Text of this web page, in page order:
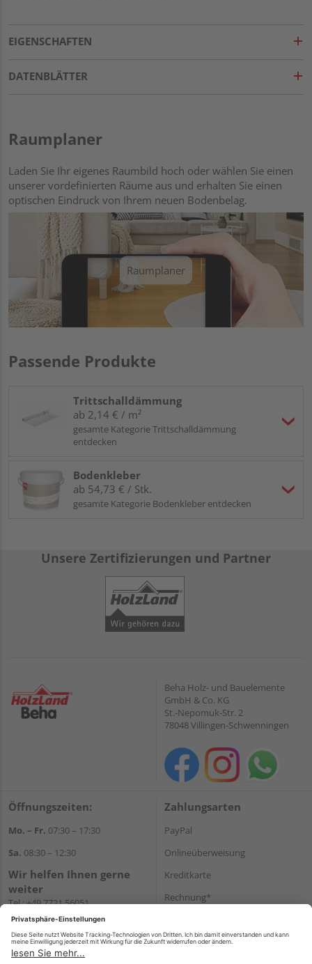
EIGENSCHAFTEN
DATENBLÄTTER
Raumplaner
Laden Sie Ihr eigenes Raumbild hoch oder wählen Sie einen
unserer vordefinierten Räume aus und erhalten Sie einen
optischen Eindruck von Ihrem neuen Bodenbelag.
Raumplaner
Passende Produkte
Trittschalldämmung
ab 2,14 € / m²
gesamte Kategorie Trittschalldämmung
entdecken
Bodenkleber
ab 54,73 € / Stk.
gesamte Kategorie Bodenkleber entdecken
Unsere Zertifizierungen und Partner
Beha Holz- und Bauelemente
GmbH & Co. KG
St.-Nepomuk-Str. 2
78048 Villingen-Schwenningen
Öffnungszeiten:
Mo. – Fr. 07:30 – 17:30
Sa. 08:30 – 12:30
Wir helfen Ihnen gerne
weiter
Tel.:+49 7721 56051
E-Mail:onlineshop@holzland-
WhatsApp
Zahlungsarten
PayPal
Onlineüberweisung
Kreditkarte
Rechnung*
Versand